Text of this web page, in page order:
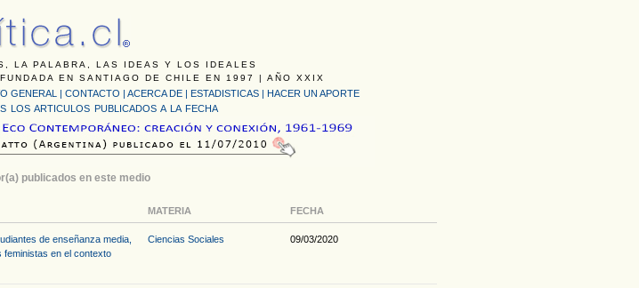
LA PALABRA, LAS IDEAS Y LOS IDEALES
EN SANTIAGO DE CHILE EN 1997 | AÑO XXIX
GENERAL | CONTACTO | ACERCA DE | ESTADISTICAS | HACER UN APORTE
LOS ARTICULOS PUBLICADOS A LA FECHA
publicados en este medio
MATERIA FECHA
de enseñanza media,
en el contexto
Ciencias Sociales 09/03/2020